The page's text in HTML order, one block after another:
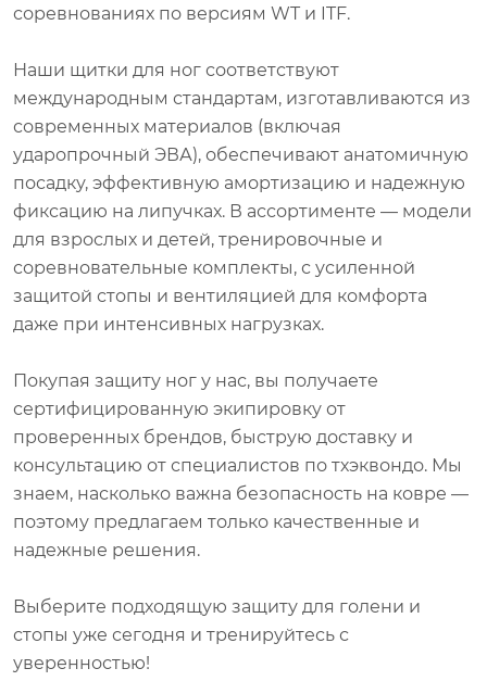
соревнованиях по версиям WT и ITF.
Наши щитки для ног соответствуют
международным стандартам, изготавливаются из
современных материалов (включая
ударопрочный ЭВА), обеспечивают анатомичную
посадку, эффективную амортизацию и надежную
фиксацию на липучках. В ассортименте — модели
для взрослых и детей, тренировочные и
соревновательные комплекты, с усиленной
защитой стопы и вентиляцией для комфорта
даже при интенсивных нагрузках.
Покупая защиту ног у нас, вы получаете
сертифицированную экипировку от
проверенных брендов, быструю доставку и
консультацию от специалистов по тхэквондо. Мы
знаем, насколько важна безопасность на ковре —
поэтому предлагаем только качественные и
надежные решения.
Выберите подходящую защиту для голени и
стопы уже сегодня и тренируйтесь с
уверенностью!